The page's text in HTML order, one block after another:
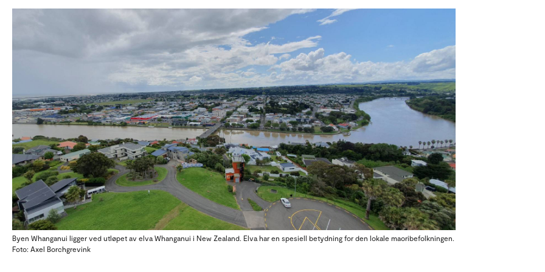
Byen Whanganui ligger ved utløpet av elva Whanganui i New Zealand. Elva har en spesiell betydning for den lokale maoribefolkningen.
Foto: Axel Borchgrevink